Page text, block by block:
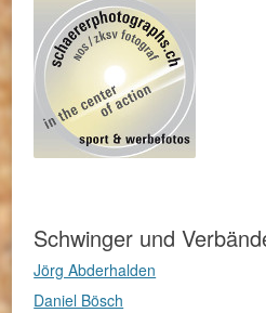
Schwinger und
Jörg Abderhalden
Daniel Bösch